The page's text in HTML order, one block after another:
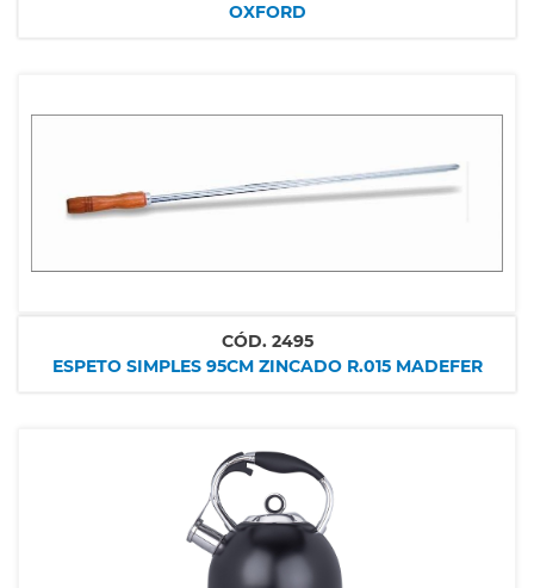
OXFORD
CÓD. 2495
ESPETO SIMPLES 95CM ZINCADO R.015 MADEFER